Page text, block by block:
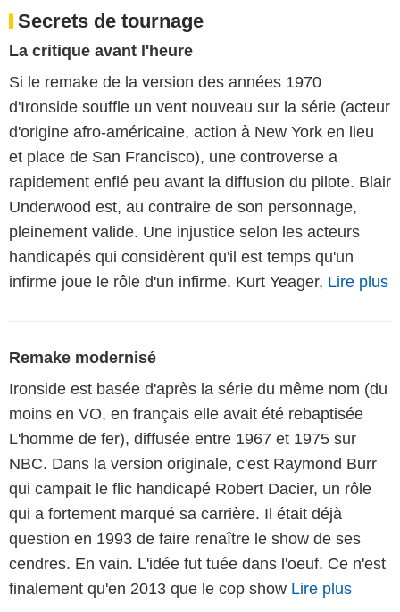
Secrets de tournage
La critique avant l'heure
Si le remake de la version des années 1970
d'Ironside souffle un vent nouveau sur la série (acteur
d'origine afro-américaine, action à New York en lieu
et place de San Francisco), une controverse a
rapidement enflé peu avant la diffusion du pilote. Blair
Underwood est, au contraire de son personnage,
pleinement valide. Une injustice selon les acteurs
handicapés qui considèrent qu'il est temps qu'un
infirme joue le rôle d'un infirme. Kurt Yeager, Lire plus
Remake modernisé
Ironside est basée d'après la série du même nom (du
moins en VO, en français elle avait été rebaptisée
L'homme de fer), diffusée entre 1967 et 1975 sur
NBC. Dans la version originale, c'est Raymond Burr
qui campait le flic handicapé Robert Dacier, un rôle
qui a fortement marqué sa carrière. Il était déjà
question en 1993 de faire renaître le show de ses
cendres. En vain. L'idée fut tuée dans l'oeuf. Ce n'est
finalement qu'en 2013 que le cop show Lire plus